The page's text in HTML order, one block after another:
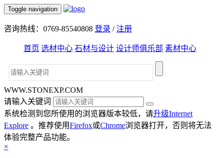
Toggle navigation
咨询热线：0769-85540808 登录 /注册
首页 选材中心 石材与设计 设计师俱乐部 素材中心
WWW.STONEXP.COM
请输入关键词
系统检测到您所使用的浏览器版本较低，请升级Internet
Explore 。推荐使用Firefox或Chrome浏览器打开，否则将无法
体验完整产品功能。
×